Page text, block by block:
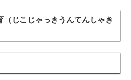
（じこじゃっきうんてんしゃき